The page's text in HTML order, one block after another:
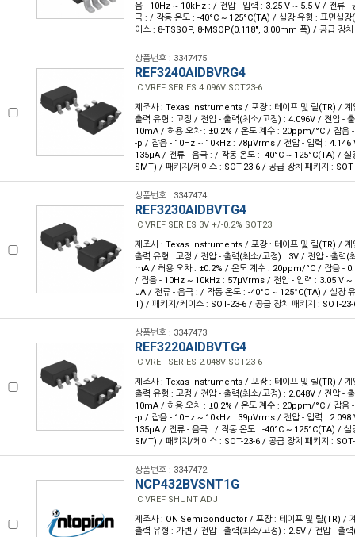
음 - 10Hz ~ 10kHz : / 전압 - 입력 : 3.25 V ~ 5.5 V / 전류 -
극 : / 작동 온도 : -40°C ~ 125°C(TA) / 실장 유형 : 표면실
이스 : 8-TSSOP, 8-MSOP(0.118", 3.00mm 폭) / 공급 장치
상품번호 : 3347475
REF3240AIDBVRG4
IC VREF SERIES 4.096V SOT23-6
제조사 : Texas Instruments / 포장 : 테이프 및 릴(TR) / 계
출력 유형 : 고정 / 전압 - 출력(최소/고정) : 4.096V / 전압 -
10mA / 허용 오차 : ±0.2% / 온도 계수 : 20ppm/°C / 잡음
-p / 잡음 - 10Hz ~ 10kHz : 78µVrms / 전압 - 입력 : 4.146
135µA / 전류 - 음극 : / 작동 온도 : -40°C ~ 125°C(TA) / 실
SMT) / 패키지/케이스 : SOT-23-6 / 공급 장치 패키지 :
상품번호 : 3347474
REF3230AIDBVTG4
IC VREF SERIES 3V +/-0.2% SOT23
제조사 : Texas Instruments / 포장 : 테이프 및 릴(TR) / 계
출력 유형 : 고정 / 전압 - 출력(최소/고정) : 3V / 전압 - 출력(
mA / 허용 오차 : ±0.2% / 온도 계수 : 20ppm/°C / 잡음 -
/ 잡음 - 10Hz ~ 10kHz : 57µVrms / 전압 - 입력 : 3.05 V ~
µA / 전류 - 음극 : / 작동 온도 : -40°C ~ 125°C(TA) / 실장
T) / 패키지/케이스 : SOT-23-6 / 공급 장치 패키지 : SOT-23-
상품번호 : 3347473
REF3220AIDBVTG4
IC VREF SERIES 2.048V SOT23-6
제조사 : Texas Instruments / 포장 : 테이프 및 릴(TR) / 계
출력 유형 : 고정 / 전압 - 출력(최소/고정) : 2.048V / 전압 -
10mA / 허용 오차 : ±0.2% / 온도 계수 : 20ppm/°C / 잡음
-p / 잡음 - 10Hz ~ 10kHz : 39µVrms / 전압 - 입력 : 2.098
135µA / 전류 - 음극 : / 작동 온도 : -40°C ~ 125°C(TA) / 실
SMT) / 패키지/케이스 : SOT-23-6 / 공급 장치 패키지 :
상품번호 : 3347472
NCP432BVSNT1G
IC VREF SHUNT ADJ
제조사 : ON Semiconductor / 포장 : 테이프 및 릴(TR) /
출력 유형 : 가변 / 전압 - 출력(최소/고정) : 2.5V / 전압 - 출